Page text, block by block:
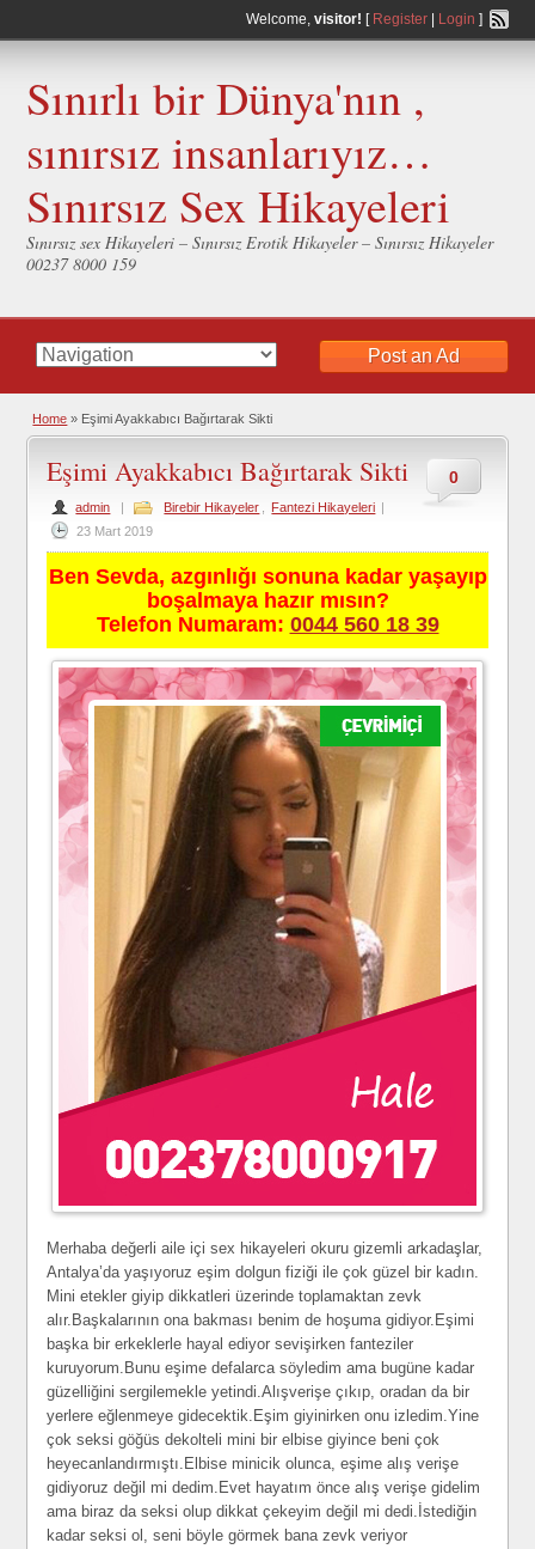
Welcome, visitor! [ Register| Login ]
Sınırlı bir Dünya'nın ,
sınırsız insanlarıyız…
Sınırsız Sex Hikayeleri
Sınırsız sex Hikayeleri – Sınırsız Erotik Hikayeler – Sınırsız Hikayeler
00237 8000 159
Post an Ad
Home » Eşimi Ayakkabıcı Bağırtarak Sikti
0
Eşimi Ayakkabıcı Bağırtarak Sikti
admin | Birebir Hikayeler Fantezi Hikayeleri |
23 Mart 2019
Ben Sevda, azgınlığı sonuna kadar yaşayıp
boşalmaya hazır mısın?
Telefon Numaram: 0044 560 18 39
Merhaba değerli aile içi sex hikayeleri okuru gizemli arkadaşlar,
Antalya’da yaşıyoruz eşim dolgun fiziği ile çok güzel bir kadın.
Mini etekler giyip dikkatleri üzerinde toplamaktan zevk
alır.Başkalarının ona bakması benim de hoşuma gidiyor.Eşimi
başka bir erkeklerle hayal ediyor sevişirken fanteziler
kuruyorum.Bunu eşime defalarca söyledim ama bugüne kadar
güzelliğini sergilemekle yetindi.Alışverişe çıkıp, oradan da bir
yerlere eğlenmeye gidecektik.Eşim giyinirken onu izledim.Yine
çok seksi göğüs dekolteli mini bir elbise giyince beni çok
heyecanlandırmıştı.Elbise minicik olunca, eşime alış verişe
gidiyoruz değil mi dedim.Evet hayatım önce alış verişe gidelim
ama biraz da seksi olup dikkat çekeyim değil mi dedi.İstediğin
kadar seksi ol, seni böyle görmek bana zevk veriyor